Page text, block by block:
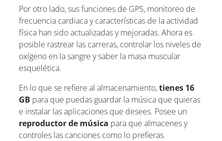
Por otro lado, sus funciones de GPS, monitoreo de
frecuencia cardiaca y características de la actividad
física han sido actualizadas y mejoradas. Ahora es
posible rastrear las carreras, controlar los niveles de
oxígeno en la sangre y saber la masa muscular
esquelética.
En lo que se refiere al almacenamiento,tienes 16
GB para que puedas guardar la música que quieras
e instalar las aplicaciones que desees. Posee un
reproductor de música para que almacenes y
controles las canciones como lo prefieras.